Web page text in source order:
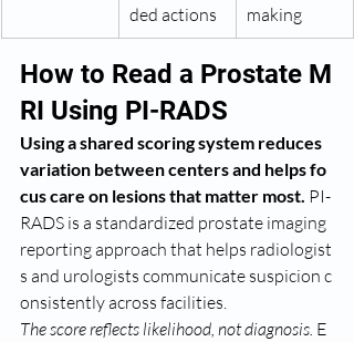
ded actions
making
How to Read a Prostate M
RI Using PI-RADS
Using a shared scoring system reduces
variation between centers and helps fo
cus care on lesions that matter most. PI-
RADS is a standardized prostate imaging
reporting approach that helps radiologist
s and urologists communicate suspicion c
onsistently across facilities.
The score reflects likelihood, not diagnosis. E